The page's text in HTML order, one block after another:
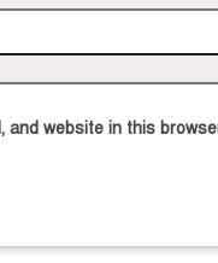
and website in this